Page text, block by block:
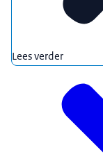
Lees verder